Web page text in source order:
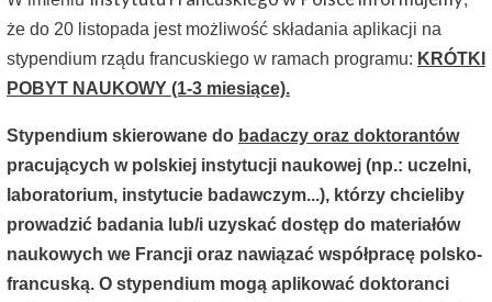
że do 20 listopada jest możliwość składania aplikacji na
stypendium rządu francuskiego w ramach programu: KRÓTKI
POBYT NAUKOWY (1-3 miesiące).
Stypendium skierowane do badaczy oraz doktorantów
pracujących w polskiej instytucji naukowej (np.: uczelni,
laboratorium, instytucie badawczym...), którzy chcieliby
prowadzić badania lub/i uzyskać dostęp do materiałów
naukowych we Francji oraz nawiązać współpracę polsko-
francuską. O stypendium mogą aplikować doktoranci